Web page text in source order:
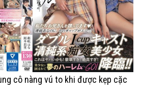
cô nàng vú to khi được kẹp cặc